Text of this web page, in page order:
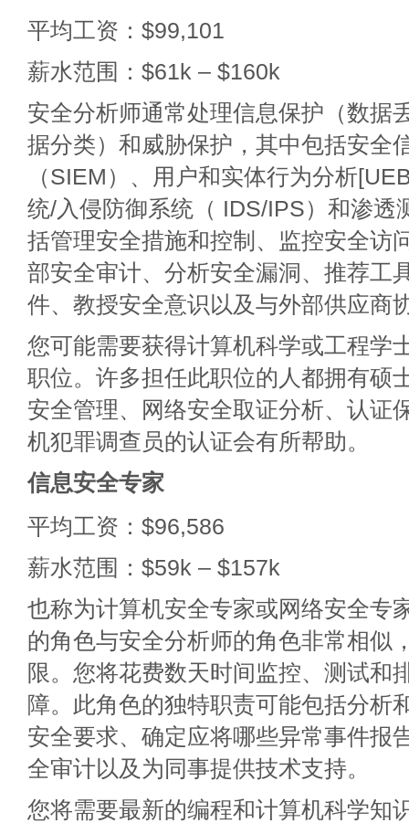
平均工资：$99,101
薪水范围：$61k – $160k
安全分析师通常处理信息保护（数据
据分类）和威胁保护，其中包括安全
（SIEM）、用户和实体行为分析
统/入侵防御系统（ IDS/IPS）和渗透
括管理安全措施和控制、监控安全访
部安全审计、分析安全漏洞、推荐工
件、教授安全意识以及与外部供应商
您可能需要获得计算机科学或工程学
职位。许多担任此职位的人都拥有硕
安全管理、网络安全取证分析、认证
机犯罪调查员的认证会有所帮助。
信息安全专家
平均工资：$96,586
薪水范围：$59k – $157k
也称为计算机安全专家或网络安全专
的角色与安全分析师的角色非常相似
限。您将花费数天时间监控、测试和
障。此角色的独特职责可能包括分析
安全要求、确定应将哪些异常事件报
全审计以及为同事提供技术支持。
您将需要最新的编程和计算机科学知